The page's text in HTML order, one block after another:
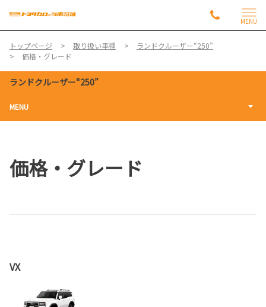
MENU
トップページ 取り扱い車種
ランドクルーザー“250”
価格・グレード
ランドクルーザー“250”
MENU
価格・グレード
VX